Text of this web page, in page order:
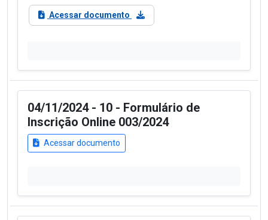
Acessar documento
04/11/2024 - 10 - Formulário de
Inscrição Online 003/2024
Acessar documento